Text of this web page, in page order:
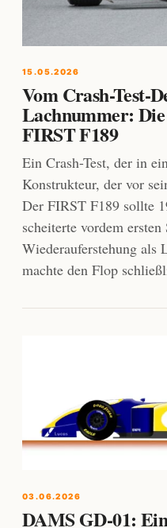
15.05.2026
Vom Crash-Test-
Lachnummer: Die
FIRST F189
Ein Crash-Test, der in
Konstrukteur, der vor
Der FIRST F189 sollte
scheiterte vordem
Wiederauferstehung als
machte den Flop
03.06.2026
DAMS GD-01: